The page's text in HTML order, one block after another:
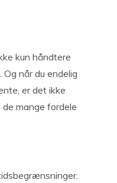
kun håndtere
når du endelig
er det ikke
mange fordele